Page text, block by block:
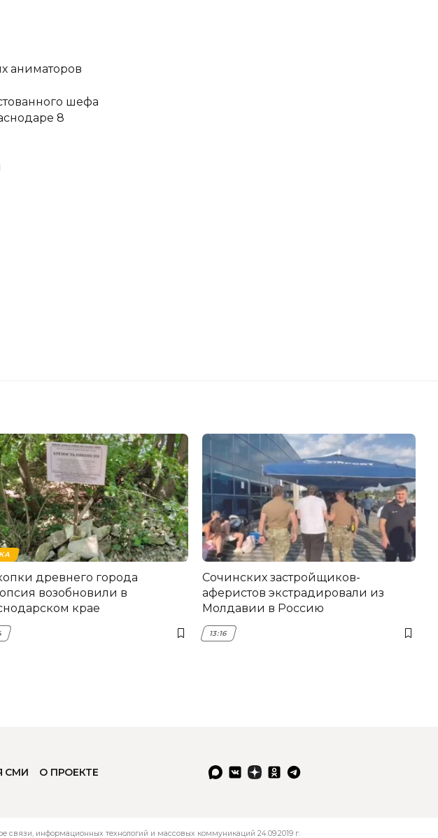
аниматоров
шефа
8
древнего города
возобновили в
крае
Сочинских застройщиков-
аферистов экстрадировали из
Молдавии в Россию
13:16
СМИ О ПРОЕКТЕ
связи, информационных технологий и массовых коммуникаций 24.09.2019 г.